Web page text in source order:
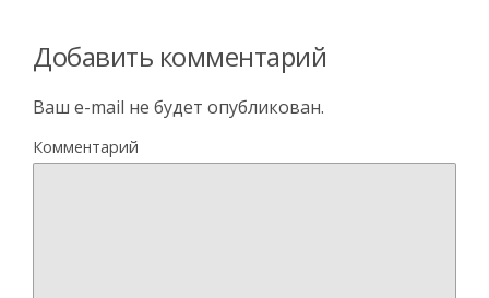
Добавить комментарий
Ваш e-mail не будет опубликован.
Комментарий